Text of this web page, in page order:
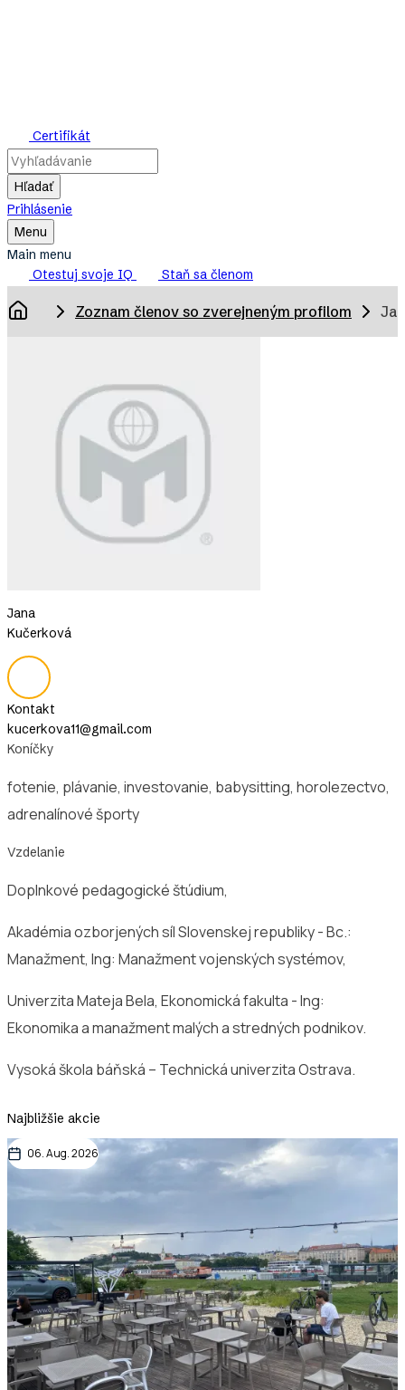
Mensa
Slovensko
Certifikát
Hľadať
Prihlásenie
Toggle
Main
Menu
Menu
Main menu
Otestuj svoje IQ
Staň sa členom
BreadcrumbZoznam členov so zverejneným profilom
Jana
Kučerková
Kontakt
kucerkova11@gmail.com
Koníčky
fotenie, plávanie, investovanie, babysitting, horolezectvo,
adrenalínové športy
Vzdelanie
Doplnkové pedagogické štúdium,
Akadémia ozborjených síl Slovenskej republiky - Bc.:
Manažment, Ing: Manažment vojenských systémov,
Univerzita Mateja Bela, Ekonomická fakulta - Ing:
Ekonomika a manažment malých a stredných podnikov.
Vysoká škola báňská – Technická univerzita Ostrava.
Najbližšie akcie
06. Aug. 2026